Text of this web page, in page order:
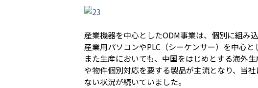
産業機器を中心としたODM事業は、個別に組み
産業用パソコンやPLC（シーケンサー）を中心と
また生産においても、中国をはじめとする海外
や物件個別対応を要する製品が主流となり、当
ない状況が続いていました。